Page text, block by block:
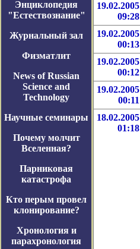
Энциклопедия
"Естествознание"
Журнальный зал
Физматлит
News of Russian
Science and
Technology
Научные семинары
Почему молчит
Вселенная?
Парниковая
катастрофа
Кто перым провел
клонирование?
Хронология и
парахронология
19.02.2005
09:28
19.02.2005
00:13
19.02.2005
00:12
19.02.2005
00:11
18.02.2005
01:18